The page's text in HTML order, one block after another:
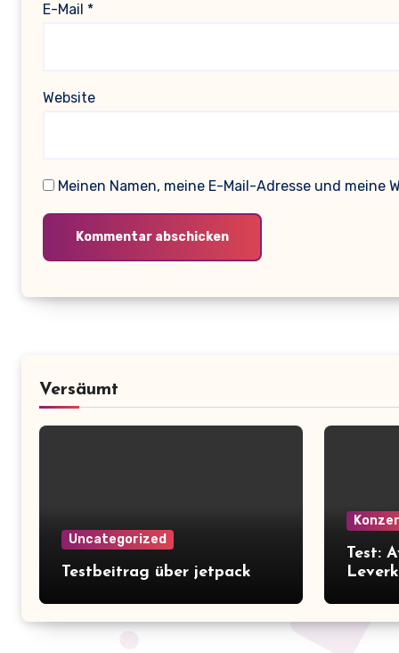
E-Mail *
Website
Meinen Namen, meine E-Mail-Adresse und
Versäumt
Uncategorized
Testbeitrag über jetpack
Test: